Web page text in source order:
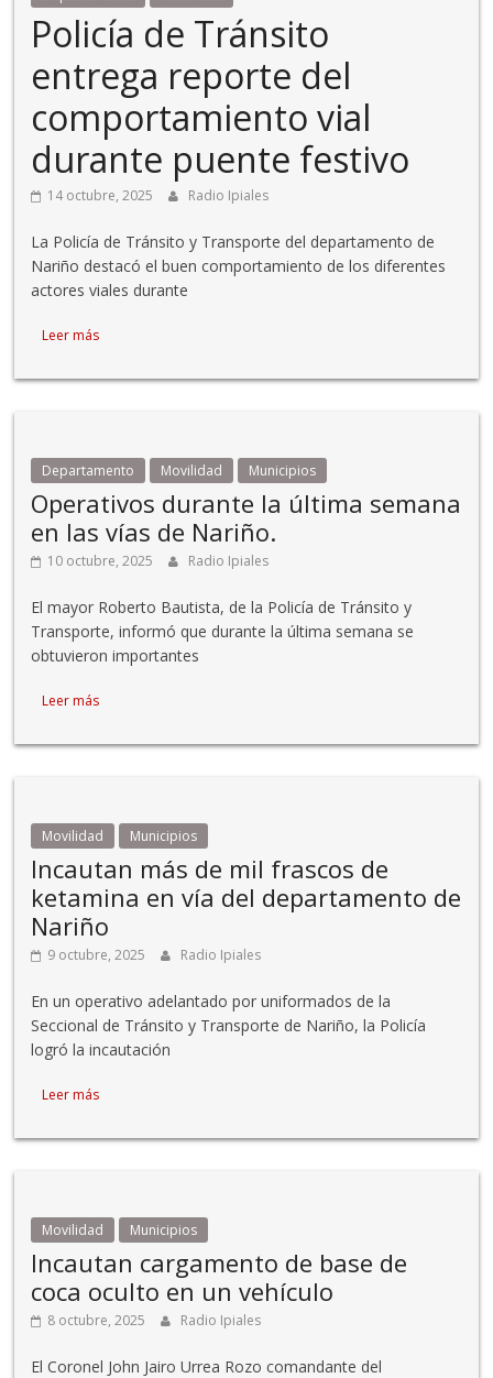
Policía de Tránsito
entrega reporte del
comportamiento vial
durante puente festivo
14 octubre, 2025 Radio Ipiales
La Policía de Tránsito y Transporte del departamento de
Nariño destacó el buen comportamiento de los diferentes
actores viales durante
Leer más
Departamento Movilidad Municipios
Operativos durante la última semana
en las vías de Nariño.
10 octubre, 2025 Radio Ipiales
El mayor Roberto Bautista, de la Policía de Tránsito y
Transporte, informó que durante la última semana se
obtuvieron importantes
Leer más
Movilidad Municipios
Incautan más de mil frascos de
ketamina en vía del departamento de
Nariño
9 octubre, 2025 Radio Ipiales
En un operativo adelantado por uniformados de la
Seccional de Tránsito y Transporte de Nariño, la Policía
logró la incautación
Leer más
Movilidad Municipios
Incautan cargamento de base de
coca oculto en un vehículo
8 octubre, 2025 Radio Ipiales
El Coronel John Jairo Urrea Rozo comandante del